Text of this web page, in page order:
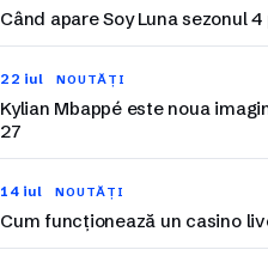
Când apare Soy Luna sezonul 4
22 iul NOUTĂȚI
Kylian Mbappé este noua
27
14 iul NOUTĂȚI
Cum funcționează un casino